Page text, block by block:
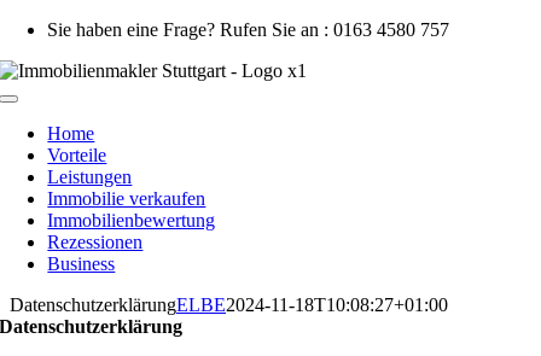
Zum
springen
Sie haben eine Frage? Rufen Sie an : 0163 4580 757
Toggle
NavigationHome
Vorteile
Leistungen
Immobilie verkaufen
Immobilienbewertung
Rezessionen
Business
DatenschutzerklärungELBE2024-11-18T10:08:27+01:00
Datenschutzerklärung